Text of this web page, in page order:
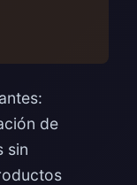
de
sin